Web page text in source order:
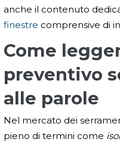
anche il contenuto
finestre comprensive di
Come
preventivo
alle parole
Nel mercato dei
pieno di termini come